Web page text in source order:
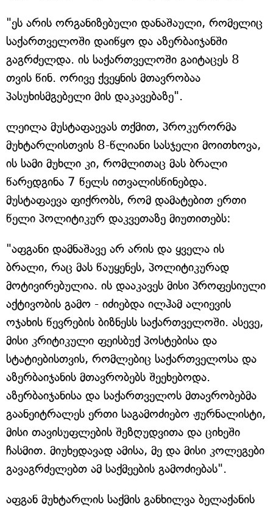
"ეს არის ორგანიზებული დანაშაული, რომელიც
საქართველოში დაიწყო და აზერბაიჯანში
გაგრძელდა. ის საქართველოში გაიტაცეს 8
თვის წინ. ორივე ქვეყნის მთავრობაა
პასუხისმგებელი მის დაკავებაზე".
ლეილა მუსტაფაევას თქმით, პროკურორმა
მუხტარლისთვის 8-წლიანი სასჯელი მოითხოვა,
ის სამი მუხლი კი, რომლითაც მას ბრალი
წარედგინა 7 წელს ითვალისწინებდა.
მუსტაფაევა ფიქრობს, რომ დამატებით ერთი
წელი პოლიტიკურ დაკვეთაზე მიუთითებს:
"აფგანი დამნაშავე არ არის და ყველა ის
ბრალი, რაც მას წაუყენეს, პოლიტიკურად
მოტივირებულია. ის დააკავეს მისი პროფესიული
აქტივობის გამო - იძიებდა ილჰამ ალიევის
ოჯახის წევრების ბიზნესს საქართველოში. ასევე,
მისი კრიტიკული ფეისბუქ პოსტებისა და
სტატიებისთვის, რომლებიც საქართველოსა და
აზერბაიჯანის მთავრობებს შეეხებოდა.
აზერბაიჯანისა და საქართველოს მთავრობებმა
გაანეიტრალეს ერთი საგამოძიებო ჟურნალისტი,
მისი თავისუფლების შეზღუდვითა და ციხეში
ჩასმით. მიუხედავად ამისა, მე და მისი კოლეგები
გავაგრძელებთ ამ საქმეების გამოძიებას".
აფგან მუხტარლის საქმის განხილვა ბელაქანის